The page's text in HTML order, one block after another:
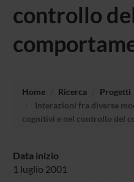
controllo
Home Ricerca
Progetti
Interazioni fra diverse
cognitivi e nel controllo del
Data inizio
1 luglio 2001